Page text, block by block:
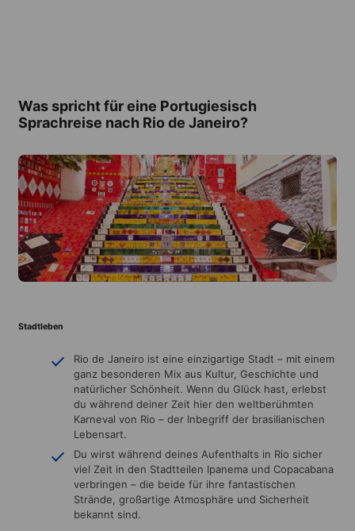
Was spricht für eine Portugiesisch
Sprachreise nach Rio de Janeiro?
Stadtleben
Rio de Janeiro ist eine einzigartige Stadt – mit einem
ganz besonderen Mix aus Kultur, Geschichte und
natürlicher Schönheit. Wenn du Glück hast, erlebst
du während deiner Zeit hier den weltberühmten
Karneval von Rio – der Inbegriff der brasilianischen
Lebensart.
Du wirst während deines Aufenthalts in Rio sicher
viel Zeit in den Stadtteilen Ipanema und Copacabana
verbringen – die beide für ihre fantastischen
Strände, großartige Atmosphäre und Sicherheit
bekannt sind.